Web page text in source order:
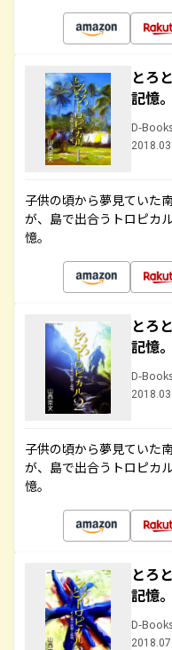
とろ
記憶
D-Books
子供の頃から夢見ていた
が、島で出合うトロピカ
憶。
とろ
記憶
D-Books
子供の頃から夢見ていた
が、島で出合うトロピカ
憶。
とろ
記憶
D-Books